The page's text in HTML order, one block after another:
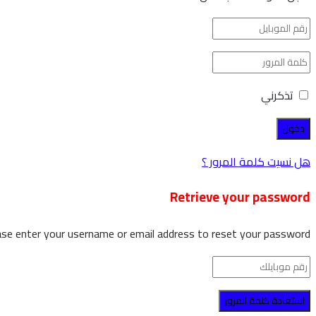
تذكرني
هل نسيت كلمة المرور ؟
Retrieve your password
enter your username or email address to reset your password.